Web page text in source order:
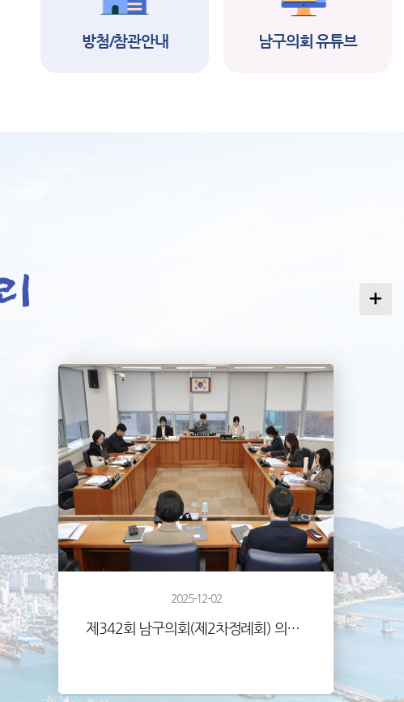
2026-06-19
서) 임용시험 서류
합격자 및 면접시
2026-06-16
방첨/참관안내 남구의회 유튜브
2025-12-02
제342회 남구의회(제2차정례회) 의정활동사진